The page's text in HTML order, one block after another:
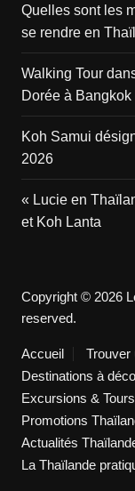
Quelles sont les
se rendre en
Walking Tour
Dorée à Bangkok
Koh Samui
2026
« Lucie en
et Koh Lanta
Copyright © 2026
reserved.
Accueil
Trouver
Destinations à
Excursions & Tours
Promotions
Actualités
La Thaïlande